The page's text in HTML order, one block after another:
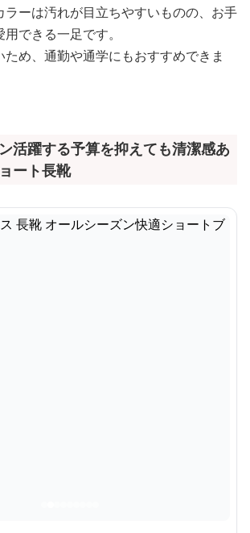
ラーは汚れが目立ちやすいものの、お手
できる一足です。
め、通勤や通学にもおすすめできま
活躍する予算を抑えても清潔感あ
ート長靴